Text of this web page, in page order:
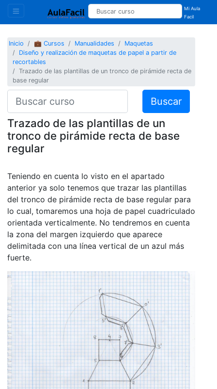
Mi Aula
Facil
Inicio 💼 Cursos Manualidades
Maquetas
Diseño y realización de maquetas de papel a partir de
recortables
Trazado de las plantillas de un tronco de pirámide recta de
base regular
Buscar
Trazado de las plantillas de un
tronco de pirámide recta de base
regular
Teniendo en cuenta lo visto en el apartado
anterior ya solo tenemos que trazar las plantillas
del tronco de pirámide recta de base regular para
lo cual, tomaremos una hoja de papel cuadriculado
orientada verticalmente. No tendremos en cuenta
la zona del margen izquierdo que aparece
delimitada con una línea vertical de un azul más
fuerte.